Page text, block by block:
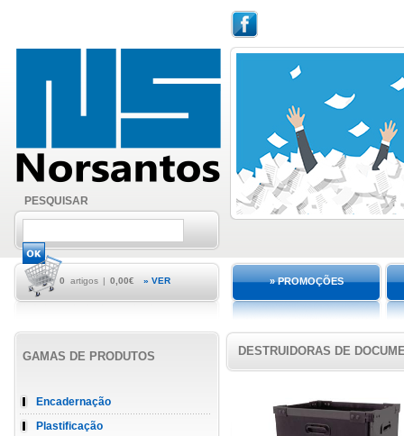
PESQUISAR
0 artigos | 0,00€ » VER » PROMOÇÕES
GAMAS DE PRODUTOS
Encadernação
Plastificação
DESTRUIDORAS DE